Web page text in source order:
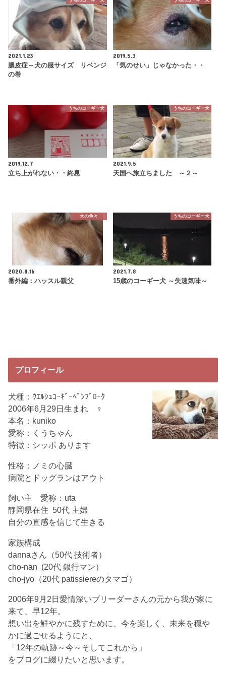
2021.1.23
膿皮症～犬の服サイズ リベンジ
の巻
2019.5.3
「気のせい」じゃなかった・・
うちのコーギー犬
2019.12.7
立ち上がれない・・終息
うちのコーギー犬
2021.9.5
天国へ旅立ちました ～２～
犬の色々
2020.8.16
番外編：ハッスル親父
うちのコーギー犬
2021.7.8
15歳のコーギー犬 ～失速気味～
プロフィール
犬種：ｳｴﾙｼｭｺｰｷﾞｰﾍﾟﾝﾌﾞﾛｰｸ
2006年6月29日生まれ ♀
本名：kuniko
愛称：くうちゃん
特徴：シッポ あります
性格：ノミの心臓
病院とドッグランはアウト
飼い主 愛称：uta
静岡県在住 50代 主婦
自分の直感を信じて生きる
家族構成
dannaさん（50代 技術者）
cho-nan (20代 銀行マン）
cho-jyo（20代 patissiereのタマゴ）
2006年9月2日愛情深いブリーダーさんの元から我が家に
来て、早12年。
想い出を鮮やかに残すために、今を楽しく、未来を穏や
かに過ごせるようにと、
「12年の軌跡～今～そしてこれから」
をブログに綴りたいと思います。